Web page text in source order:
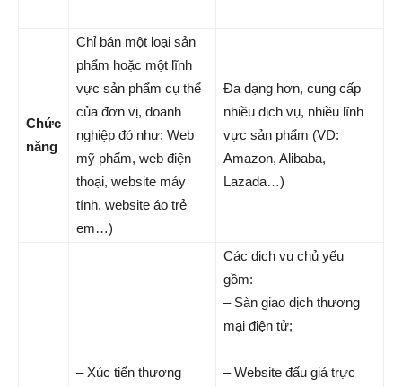
Chức
năng
Chỉ bán một loại sản
phẩm hoặc một lĩnh
vực sản phẩm cụ thể
của đơn vị, doanh
nghiệp đó như: Web
mỹ phẩm, web điện
thoại, website máy
tính, website áo trẻ
em…)
Đa dạng hơn, cung cấp
nhiều dịch vụ, nhiều lĩnh
vực sản phẩm (VD:
Amazon, Alibaba,
Lazada…)
– Xúc tiến thương
Các dịch vụ chủ yếu
gồm:
– Sàn giao dịch thương
mại điện tử;
– Website đấu giá trực